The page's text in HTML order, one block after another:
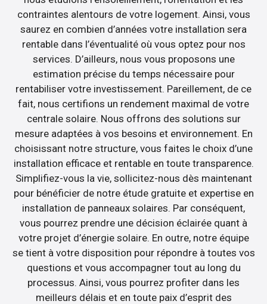
contraintes alentours de votre logement. Ainsi, vous
saurez en combien d’années votre installation sera
rentable dans l’éventualité où vous optez pour nos
services. D’ailleurs, nous vous proposons une
estimation précise du temps nécessaire pour
rentabiliser votre investissement. Pareillement, de ce
fait, nous certifions un rendement maximal de votre
centrale solaire. Nous offrons des solutions sur
mesure adaptées à vos besoins et environnement. En
choisissant notre structure, vous faites le choix d’une
installation efficace et rentable en toute transparence.
Simplifiez-vous la vie, sollicitez-nous dès maintenant
pour bénéficier de notre étude gratuite et expertise en
installation de panneaux solaires. Par conséquent,
vous pourrez prendre une décision éclairée quant à
votre projet d’énergie solaire. En outre, notre équipe
se tient à votre disposition pour répondre à toutes vos
questions et vous accompagner tout au long du
processus. Ainsi, vous pourrez profiter dans les
meilleurs délais et en toute paix d’esprit des